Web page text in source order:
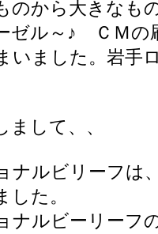
のから大きなも
ゼル～♪ ＣＭの
いました。岩手
まして、、
ナルビリーフは
した。
ナルビーリーフ